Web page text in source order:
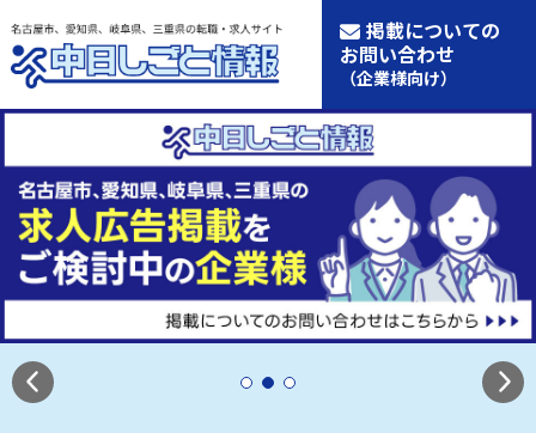
掲載についての
お問い合わせ
（企業様向け）